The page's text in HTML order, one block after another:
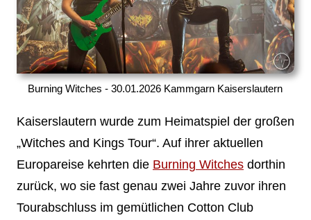
Burning Witches - 30.01.2026 Kammgarn Kaiserslautern
Kaiserslautern wurde zum Heimatspiel der großen
„Witches and Kings Tour“. Auf ihrer aktuellen
Europareise kehrten die Burning Witchesdorthin
zurück, wo sie fast genau zwei Jahre zuvor ihren
Tourabschluss im gemütlichen Cotton Club